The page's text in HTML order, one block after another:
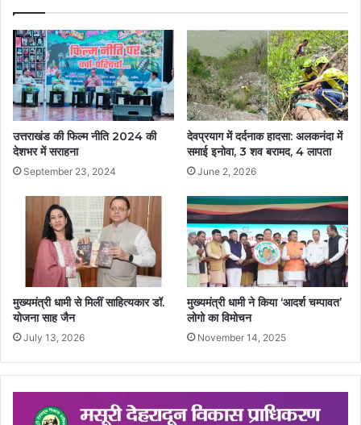
उत्तराखंड की फिल्म नीति 2024 की
देशभर में सराहना
September 23, 2024
देवप्रयाग में दर्दनाक हादसा: अलकनंदा में
समाई इनोवा, 3 शव बरामद, 4 लापता
June 2, 2026
मुख्यमंत्री धामी से मिलीं साहित्यकार डॉ.
योजना साह जैन
July 13, 2026
मुख्यमंत्री धामी ने किया ‘आदर्श चम्पावत’
लोगो का विमोचन
November 14, 2025